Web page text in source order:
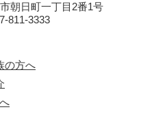
朝日町一丁目2番1号
811-3333
の方へ